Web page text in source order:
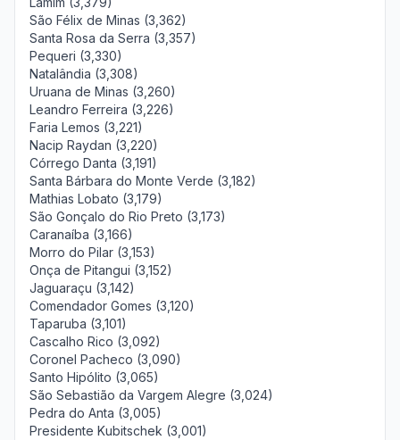
São Félix de Minas (3,362)
Santa Rosa da Serra (3,357)
Pequeri (3,330)
Natalândia (3,308)
Uruana de Minas (3,260)
Leandro Ferreira (3,226)
Faria Lemos (3,221)
Nacip Raydan (3,220)
Córrego Danta (3,191)
Santa Bárbara do Monte Verde (3,182)
Mathias Lobato (3,179)
São Gonçalo do Rio Preto (3,173)
Caranaíba (3,166)
Morro do Pilar (3,153)
Onça de Pitangui (3,152)
Jaguaraçu (3,142)
Comendador Gomes (3,120)
Taparuba (3,101)
Cascalho Rico (3,092)
Coronel Pacheco (3,090)
Santo Hipólito (3,065)
São Sebastião da Vargem Alegre (3,024)
Pedra do Anta (3,005)
Presidente Kubitschek (3,001)